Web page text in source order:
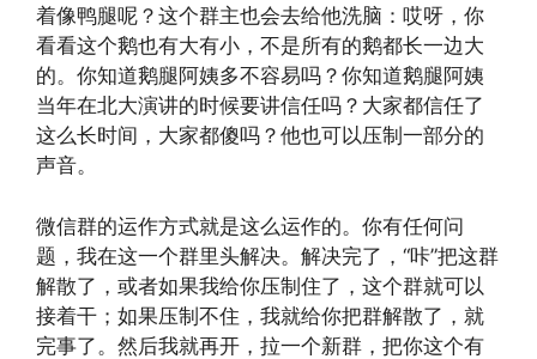
着像鸭腿呢？这个群主也会去给他洗脑：哎呀，你
看看这个鹅也有大有小，不是所有的鹅都长一边大
的。你知道鹅腿阿姨多不容易吗？你知道鹅腿阿姨
当年在北大演讲的时候要讲信任吗？大家都信任了
这么长时间，大家都傻吗？他也可以压制一部分的
声音。
微信群的运作方式就是这么运作的。你有任何问
题，我在这一个群里头解决。解决完了，“咔”把这群
解散了，或者如果我给你压制住了，这个群就可以
接着干；如果压制不住，我就给你把群解散了，就
完事了。然后我就再开，拉一个新群，把你这个有